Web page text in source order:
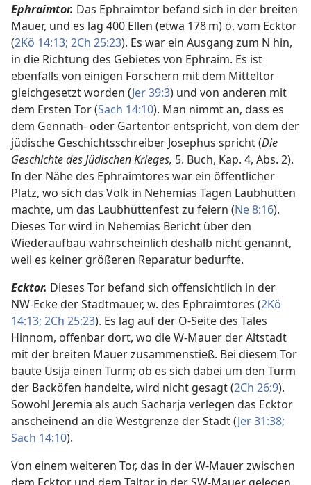
Ephraimtor. Das Ephraimtor befand sich in der breiten
Mauer, und es lag 400 Ellen (etwa 178 m) ö. vom Ecktor
(2Kö 14:13; 2Ch 25:23). Es war ein Ausgang zum N hin,
in die Richtung des Gebietes von Ephraim. Es ist
ebenfalls von einigen Forschern mit dem Mitteltor
gleichgesetzt worden (Jer 39:3) und von anderen mit
dem Ersten Tor (Sach 14:10). Man nimmt an, dass es
dem Gennath- oder Gartentor entspricht, von dem der
jüdische Geschichtsschreiber Josephus spricht (Die
Geschichte des Jüdischen Krieges, 5. Buch, Kap. 4, Abs. 2).
In der Nähe des Ephraimtores war ein öffentlicher
Platz, wo sich das Volk in Nehemias Tagen Laubhütten
machte, um das Laubhüttenfest zu feiern (Ne 8:16).
Dieses Tor wird in Nehemias Bericht über den
Wiederaufbau wahrscheinlich deshalb nicht genannt,
weil es keiner größeren Reparatur bedurfte.
Ecktor. Dieses Tor befand sich offensichtlich in der
NW-Ecke der Stadtmauer, w. des Ephraimtores (2Kö
14:13; 2Ch 25:23). Es lag auf der O-Seite des Tales
Hinnom, offenbar dort, wo die W-Mauer der Altstadt
mit der breiten Mauer zusammenstieß. Bei diesem Tor
baute Usija einen Turm; ob es sich dabei um den Turm
der Backöfen handelte, wird nicht gesagt (2Ch 26:9).
Sowohl Jeremia als auch Sacharja verlegen das Ecktor
anscheinend an die Westgrenze der Stadt (Jer 31:38;
Sach 14:10).
Von einem weiteren Tor, das in der W-Mauer zwischen